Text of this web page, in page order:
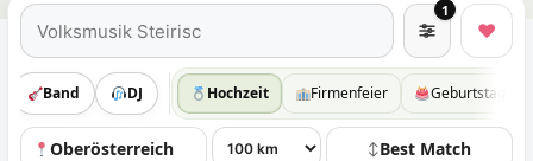
Suchen 1
♥
Band DJ Hochzeit Firmenfeier Geburtstag
Oberösterreich ↕Best Match